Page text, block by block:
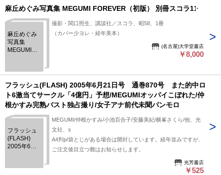
い…大阪浮
気現場」
りさ「滝ク
リ弟とハシ
ゴ酒」デー
ト/福田首相
トンズラ辞
任で「自民
大崩壊」の
降谷
「MEGUMI
の知らな
い…大阪浮
気現場」
麻丘めぐみ写真集 MEGUMI FOREVER（初版） 別冊スコラ11
麻丘めぐみ
写真集
MEGUMI
コラ11
撮影・関口照生、講談社／スコラ、昭58、1冊
（カバー少ヨレ・経年美本）
(名古屋)大学堂書店
￥8,000
フラッシュ(FLASH) 2005年6月21日号 通巻870号 また的中ロ
ト6激当てサークル「4億円」予想/MEGUMIオッパイこぼれた/仲
根かすみ完熟バスト独占撮り/女子アナ前代未聞パンモロ
フラッシュ
(FLASH)
2005年6月
た的中ロト6
MEGUMI/仲根かすみ/小池百合子/安藤美紀/横峯さくら/他、光
文社、s
A4判p/袋とじがある場合は開封しています。経年並みですが、
ご注文後目立つ難はお知らせします。
光芳書店
￥525